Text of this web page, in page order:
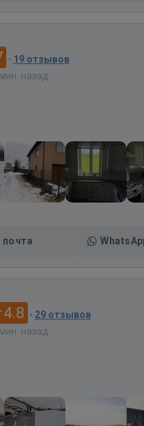
· 19 отзывов
назад
почта
4.8 · 29 отзывов
назад